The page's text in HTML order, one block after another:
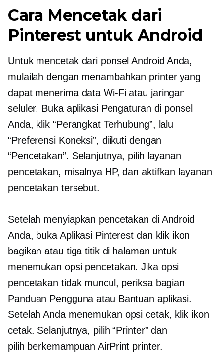
Cara Mencetak dari
Pinterest untuk Android
Untuk mencetak dari ponsel Android Anda,
mulailah dengan menambahkan printer yang
dapat menerima data Wi-Fiatau jaringan
seluler. Buka aplikasi Pengaturan di ponsel
Anda, klik “Perangkat Terhubung”, lalu
“Preferensi Koneksi”, diikuti dengan
“Pencetakan”. Selanjutnya, pilih layanan
pencetakan, misalnya HP, dan aktifkan layanan
pencetakan tersebut.
Setelah menyiapkan pencetakan di Android
Anda, buka Aplikasi Pinterest dan klik ikon
bagikan atau tiga titik di halaman untuk
menemukan opsi pencetakan. Jika opsi
pencetakan tidak muncul, periksa bagian
Panduan Pengguna atau Bantuan aplikasi.
Setelah Anda menemukan opsi cetak, klik ikon
cetak. Selanjutnya, pilih “Printer” dan
pilih berkemampuan AirPrint printer.